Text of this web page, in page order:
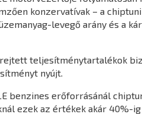
konzervatívak – a
levegő arány és a
teljesítménytartalékok
nyújt.
benzines erőforrásánál
ezek az értékek akár 40%-